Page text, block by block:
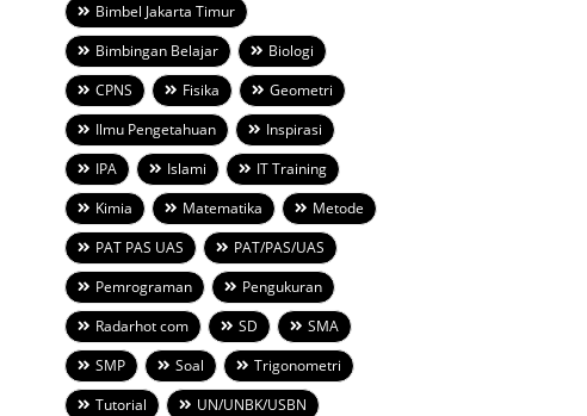
Bimbel Jakarta Timur
Bimbingan Belajar
Biologi
CPNS
Fisika
Geometri
Ilmu Pengetahuan
Inspirasi
IPA
Islami
IT Training
Kimia
Matematika
Metode
PAT PAS UAS
PAT/PAS/UAS
Pemrograman
Pengukuran
Radarhot com
SD
SMA
SMP
Soal
Trigonometri
Tutorial
UN/UNBK/USBN